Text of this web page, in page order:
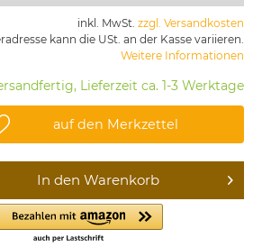
inkl. MwSt. zzgl. Versandkosten
kann die USt. an der Kasse variieren.
Weitere Informationen
Lieferzeit ca. 1-3 Werktage
auf den Merkzettel
In den Warenkorb